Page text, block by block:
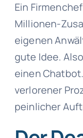
Ein
Millionen-
eigenen
gute Idee.
einen
verlorener
peinlicher